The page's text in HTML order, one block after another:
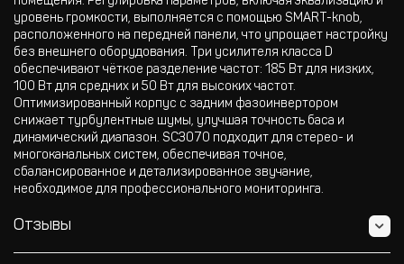
уровень громкости, выполняется с помощью SMART-knob,
расположенного на передней панели, что упрощает настройку
без внешнего оборудования. Три усилителя класса D
обеспечивают чёткое разделение частот: 185 Вт для низких,
100 Вт для средних и 50 Вт для высоких частот.
Оптимизированный корпус с задним фазоинвертором
снижает турбулентные шумы, улучшая точность баса и
динамический диапазон. SC3070 подходит для стерео- и
многоканальных систем, обеспечивая точное,
сбалансированное и детализированное звучание,
необходимое для профессионального мониторинга.
Отзывы